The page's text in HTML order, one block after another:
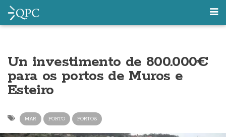
Un investimento de 800.000€
para os portos de Muros e
Esteiro
MAR PORTO PORTOS